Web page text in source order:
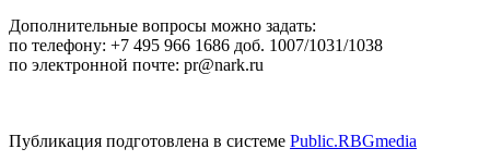
Дополнительные вопросы можно задать:
по телефону: +7 495 966 1686 доб. 1007/1031/1038
по электронной почте: pr@nark.ru
Публикация подготовлена в системе Public.RBGmedia